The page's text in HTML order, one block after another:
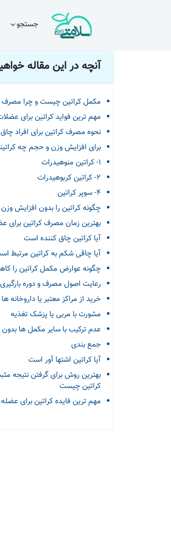
جستجو صفحه اصلی مقالات
آنچه در این مقاله
مکمل کراتین چیست و چرا
مهم ترین فواید کراتین برای
نحوه مصرف کراتین برای افراد
برای افزایش وزن و حجم چه
1- کراتین منوهیدرات
2- کراتین کربوهیدرات
4- سوپر کراتین
چگونه کراتین را بدون افزایش
بهترین زمان مصرف کراتین
آیا کراتین چاق کننده است
آیا چاقی شکم به کراتین مرتبط
چگونه عوارض مکمل کراتین را
رعایت اصول مصرف و دوره بارگیری
خرید از مراکز معتبر یا داروخانه ها
مشورت با مربی یا پزشک تغذیه
عدم ترکیب با سایر مکمل ها
جمع بندی
آیا کراتین اشتها آور است
بهترین روش برای گرفتن نتیجه
کراتین چیست
مهم ترین فایده کراتین برای